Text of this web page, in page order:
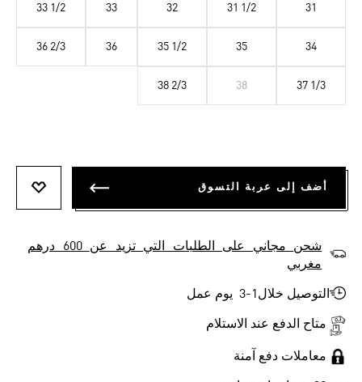
31
31 1/2
32
33
33 1/2
34
35
35 1/2
36
36 2/3
37 1/3
38
38 2/3
أضف إلى عربة التسوق
شحن مجاني على الطلبات التي تزيد عن 600 درهم
مغربي
التوصيل خلال1-3 يوم عمل
متاح الدفع عند الاستلام
معاملات دفع آمنة